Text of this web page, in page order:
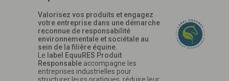
Valorisez vos produits et engagez
votre entreprise dans une démarche
reconnue de responsabilité
environnementale et sociétale au
sein de la filière équine.
Le label EquuRES Produit
Responsable accompagne les
entreprises industrielles pour